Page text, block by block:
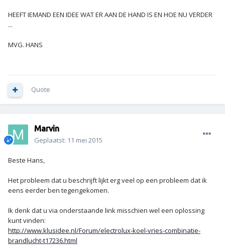
HEEFT IEMAND EEN IDEE WAT ER AAN DE HAND IS EN HOE NU VERDER
...
MVG. HANS
Quote
Marvin
Geplaatst: 11 mei 2015
Beste Hans,
Het probleem dat u beschrijft lijkt erg veel op een probleem dat ik
eens eerder ben tegengekomen.
Ik denk dat u via onderstaande link misschien wel een oplossing
kunt vinden:
http://www.klusidee.nl/Forum/electrolux-koel-vries-combinatie-
brandlucht-t17236.html